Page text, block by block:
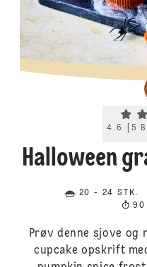
4.6 5
Halloween
20 - 24 STK.
90
Prøv denne sjove og
cupcake opskrift